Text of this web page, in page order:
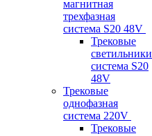
магнитная
трехфазная
система S20 48V
Трековые
светильники
система S20
48V
Трековые
однофазная
система 220V
Трековые